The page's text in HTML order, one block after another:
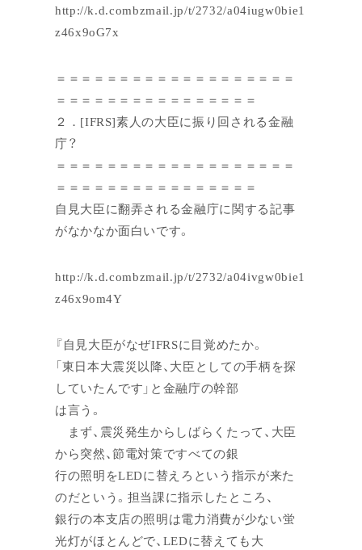
http://k.d.combzmail.jp/t/2732/a04iugw0bie1
z46x9oG7x
＝＝＝＝＝＝＝＝＝＝＝＝＝＝＝＝＝＝＝
＝＝＝＝＝＝＝＝＝＝＝＝＝＝＝＝
２．[IFRS]素人の大臣に振り回される金融
庁？
＝＝＝＝＝＝＝＝＝＝＝＝＝＝＝＝＝＝＝
＝＝＝＝＝＝＝＝＝＝＝＝＝＝＝＝
自見大臣に翻弄される金融庁に関する記事
がなかなか面白いです。
http://k.d.combzmail.jp/t/2732/a04ivgw0bie1
z46x9om4Y
『自見大臣がなぜIFRSに目覚めたか。
「東日本大震災以降、大臣としての手柄を探
していたんです」と金融庁の幹部
は言う。
まず、震災発生からしばらくたって、大臣
から突然、節電対策ですべての銀
行の照明をLEDに替えろという指示が来た
のだという。担当課に指示したところ、
銀行の本支店の照明は電力消費が少ない蛍
光灯がほとんどで、LEDに替えても大